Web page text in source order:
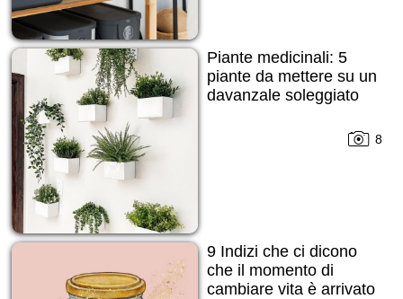
Piante medicinali: 5
piante da mettere su un
davanzale soleggiato
8
9 Indizi che ci dicono
che il momento di
cambiare vita è arrivato